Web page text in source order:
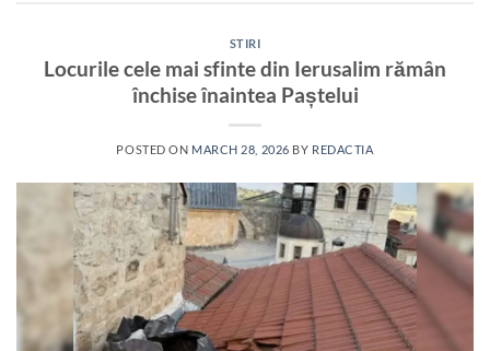
STIRI
Locurile cele mai sfinte din Ierusalim rămân
închise înaintea Paștelui
POSTED ON MARCH 28, 2026 BY REDACTIA